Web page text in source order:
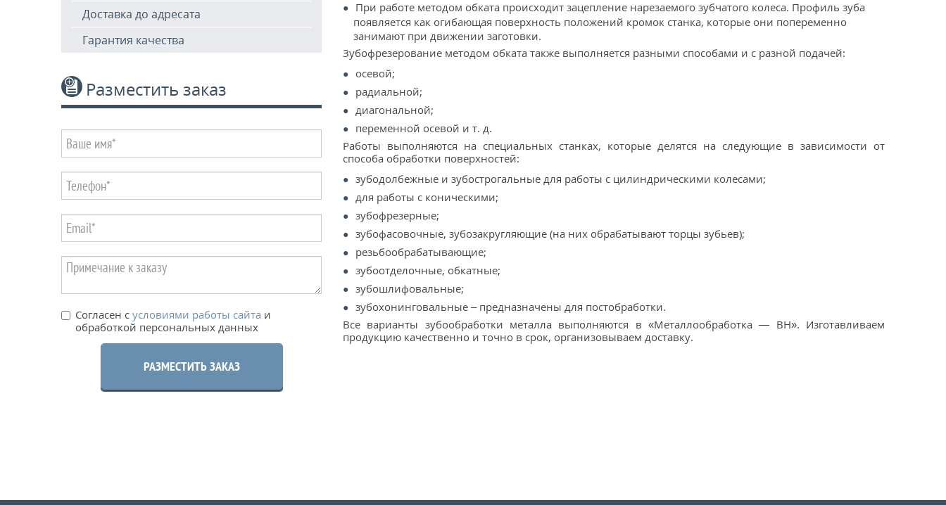
Доставка до адресата
Гарантия качества
Разместить заказ
Согласен с условиями работы сайта и
обработкой персональных данных
При работе методом обката происходит зацепление нарезаемого зубчатого колеса. Профиль зуба
появляется как огибающая поверхность положений кромок станка, которые они попеременно
занимают при движении заготовки.
Зубофрезерование методом обката также выполняется разными способами и с разной подачей:
осевой;
радиальной;
диагональной;
переменной осевой и т. д.
Работы выполняются на специальных станках, которые делятся на следующие в зависимости от
способа обработки поверхностей:
зубодолбежные и зубострогальные для работы с цилиндрическими колесами;
для работы с коническими;
зубофрезерные;
зубофасовочные, зубозакругляющие (на них обрабатывают торцы зубьев);
резьбообрабатывающие;
зубоотделочные, обкатные;
зубошлифовальные;
зубохонинговальные – предназначены для постобработки.
Все варианты зубообработки металла выполняются в «Металлообработка — ВН». Изготавливаем
продукцию качественно и точно в срок, организовываем доставку.